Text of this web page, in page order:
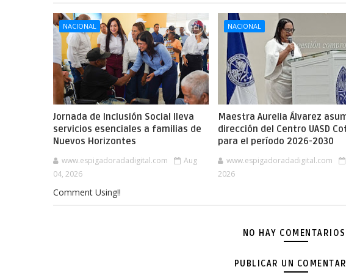
NACIONAL
Jornada de Inclusión Social lleva
servicios esenciales a familias de
Nuevos Horizontes
www.espigadoradadigital.com
Aug
04, 2026
NACIONAL
Maestra Aurelia Álvarez
dirección del Centro UASD
para el período 2026-2030
www.espigadoradadigital.com
2026
Comment Using!!
NO HAY
PUBLICAR UN